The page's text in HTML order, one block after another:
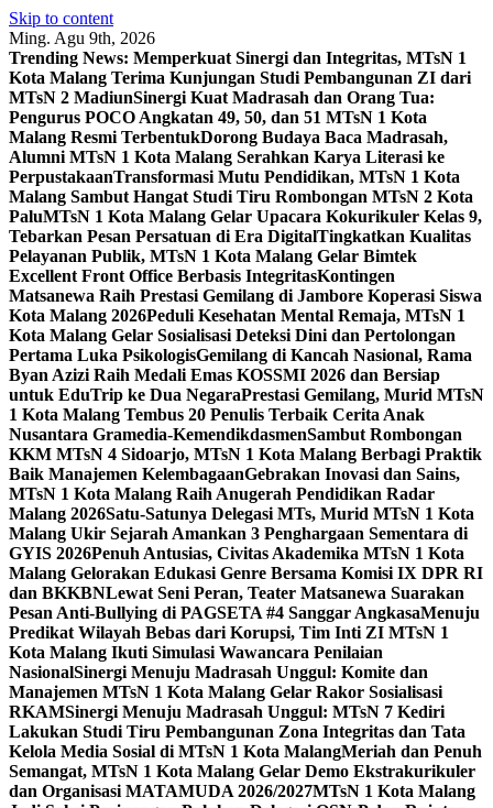
Skip to content
Ming. Agu 9th, 2026
Trending News: Memperkuat Sinergi dan Integritas, MTsN 1
Kota Malang Terima Kunjungan Studi Pembangunan ZI dari
MTsN 2 MadiunSinergi Kuat Madrasah dan Orang Tua:
Pengurus POCO Angkatan 49, 50, dan 51 MTsN 1 Kota
Malang Resmi TerbentukDorong Budaya Baca Madrasah,
Alumni MTsN 1 Kota Malang Serahkan Karya Literasi ke
PerpustakaanTransformasi Mutu Pendidikan, MTsN 1 Kota
Malang Sambut Hangat Studi Tiru Rombongan MTsN 2 Kota
PaluMTsN 1 Kota Malang Gelar Upacara Kokurikuler Kelas 9,
Tebarkan Pesan Persatuan di Era DigitalTingkatkan Kualitas
Pelayanan Publik, MTsN 1 Kota Malang Gelar Bimtek
Excellent Front Office Berbasis IntegritasKontingen
Matsanewa Raih Prestasi Gemilang di Jambore Koperasi Siswa
Kota Malang 2026Peduli Kesehatan Mental Remaja, MTsN 1
Kota Malang Gelar Sosialisasi Deteksi Dini dan Pertolongan
Pertama Luka PsikologisGemilang di Kancah Nasional, Rama
Byan Azizi Raih Medali Emas KOSSMI 2026 dan Bersiap
untuk EduTrip ke Dua NegaraPrestasi Gemilang, Murid MTsN
1 Kota Malang Tembus 20 Penulis Terbaik Cerita Anak
Nusantara Gramedia-KemendikdasmenSambut Rombongan
KKM MTsN 4 Sidoarjo, MTsN 1 Kota Malang Berbagi Praktik
Baik Manajemen KelembagaanGebrakan Inovasi dan Sains,
MTsN 1 Kota Malang Raih Anugerah Pendidikan Radar
Malang 2026Satu-Satunya Delegasi MTs, Murid MTsN 1 Kota
Malang Ukir Sejarah Amankan 3 Penghargaan Sementara di
GYIS 2026Penuh Antusias, Civitas Akademika MTsN 1 Kota
Malang Gelorakan Edukasi Genre Bersama Komisi IX DPR RI
dan BKKBNLewat Seni Peran, Teater Matsanewa Suarakan
Pesan Anti-Bullying di PAGSETA #4 Sanggar AngkasaMenuju
Predikat Wilayah Bebas dari Korupsi, Tim Inti ZI MTsN 1
Kota Malang Ikuti Simulasi Wawancara Penilaian
NasionalSinergi Menuju Madrasah Unggul: Komite dan
Manajemen MTsN 1 Kota Malang Gelar Rakor Sosialisasi
RKAMSinergi Menuju Madrasah Unggul: MTsN 7 Kediri
Lakukan Studi Tiru Pembangunan Zona Integritas dan Tata
Kelola Media Sosial di MTsN 1 Kota MalangMeriah dan Penuh
Semangat, MTsN 1 Kota Malang Gelar Demo Ekstrakurikuler
dan Organisasi MATAMUDA 2026/2027MTsN 1 Kota Malang